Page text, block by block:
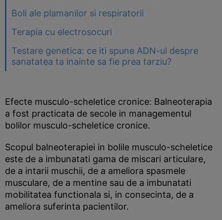
Boli ale plamanilor si respiratorii
Terapia cu electrosocuri
Testare genetica: ce iti spune ADN-ul despre
sanatatea ta inainte sa fie prea tarziu?
Efecte musculo-scheletice cronice: Balneoterapia
a fost practicata de secole in managementul
bolilor musculo-scheletice cronice.
Scopul balneoterapiei in bolile musculo-scheletice
este de a imbunatati gama de miscari articulare,
de a intarii muschii, de a ameliora spasmele
musculare, de a mentine sau de a imbunatati
mobilitatea functionala si, in consecinta, de a
ameliora suferinta pacientilor.